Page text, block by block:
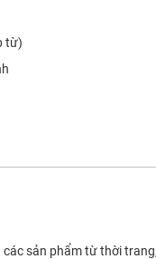
từ)
sản phẩm từ thời